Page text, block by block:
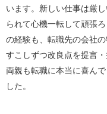
います。新しい仕事は厳
られて心機一転して頑張
の経験も、転職先の会社
すこしずつ改良点を提言
両親も転職に本当に喜ん
した。